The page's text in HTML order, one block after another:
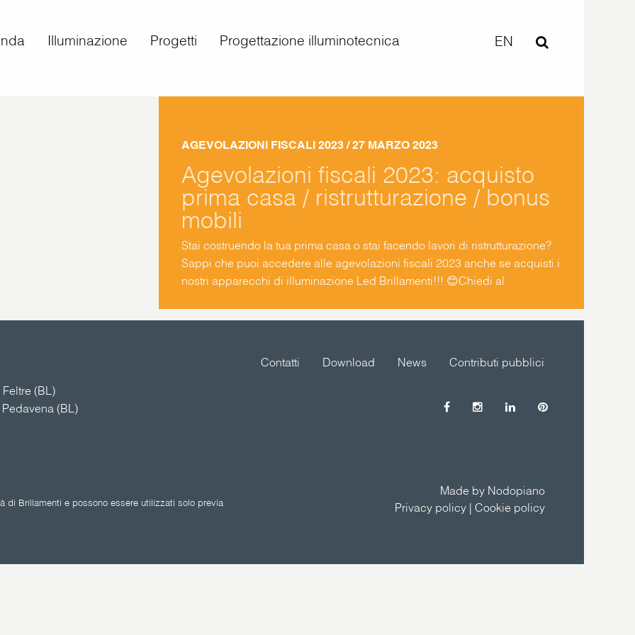
Illuminazione Progetti Progettazione illuminotecnica EN
AGEVOLAZIONI FISCALI 2023/ 27 MARZO 2023
Agevolazioni fiscali 2023: acquisto
prima casa / ristrutturazione / bonus
mobili
Stai costruendo la tua prima casa o stai facendo lavori di ristrutturazione?
Sappi che puoi accedere alle agevolazioni fiscali 2023 anche se acquisti i
nostri apparecchi di illuminazione Led Brillamenti!!! 😊Chiedi al
(BL)
(BL)
Contributi pubblici
News
Download
Contatti
di Brillamenti e possono essere utilizzati solo previa
Made by Nodopiano
Privacy policy| Cookie policy